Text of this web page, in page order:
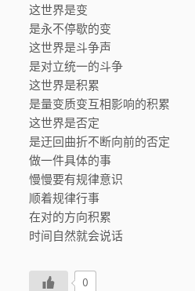
这世界是变
是永不停歇的变
这世界是斗争声
是对立统一的斗争
这世界是积累
是量变质变互相影响的积累
这世界是否定
是迂回曲折不断向前的否定
做一件具体的事
慢慢要有规律意识
顺着规律行事
在对的方向积累
时间自然就会说话
0